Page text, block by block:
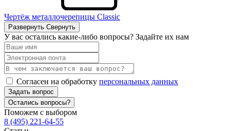
Чертёж металлочерепицы Classic
Развернуть Свернуть
У вас остались какие-либо вопросы? Задайте их нам
Согласен на обработку персональных данных
Задать вопрос
Остались вопросы?
Поможем с выбором
8 (495) 221-64-55